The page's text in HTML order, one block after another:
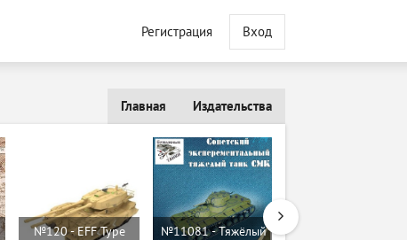
Регистрация Вход
Издательства
Главная
№120 - EFF Type
№11081 - Тяжёлый
"Жемчуг"\"Изумруд